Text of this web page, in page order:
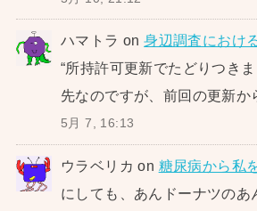
ハマトラ on身辺調査におけ
“所持許可更新でたどりつき
先なのですが、前回の更新
5月 7, 16:13
ウラベリカ on 糖尿病から私
にしても、あんドーナツのあ